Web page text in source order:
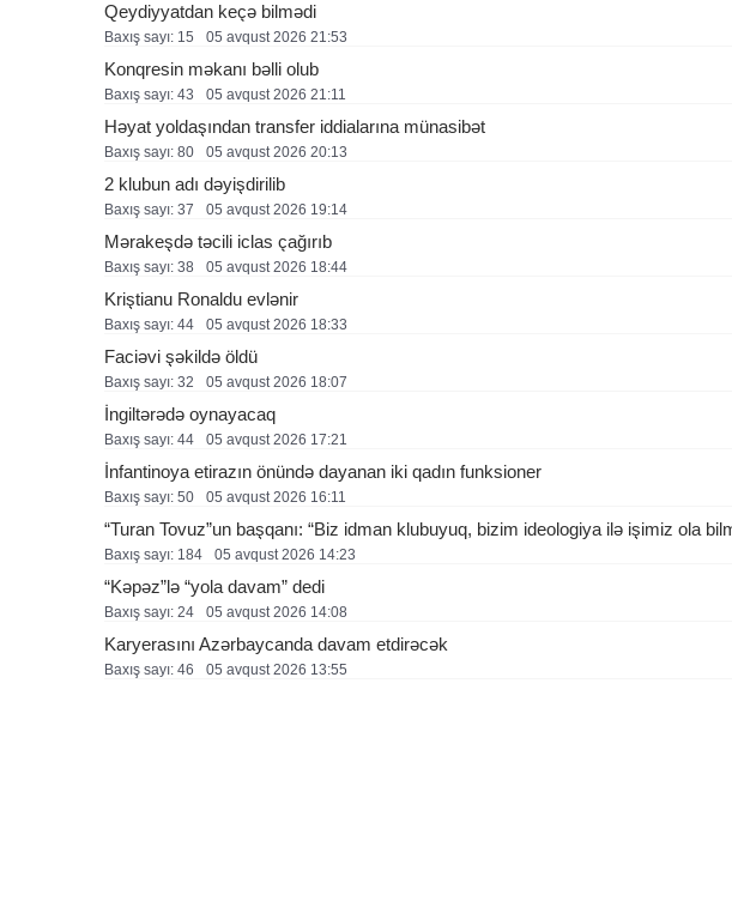
Qeydiyyatdan keçə bilmədi
Baxış sayı: 15 05 avqust 2026 21:53
Konqresin məkanı bəlli olub
Baxış sayı: 43 05 avqust 2026 21:11
Həyat yoldaşından transfer iddialarına münasibət
Baxış sayı: 80 05 avqust 2026 20:13
2 klubun adı dəyişdirilib
Baxış sayı: 37 05 avqust 2026 19:14
Mərakeşdə təcili iclas çağırıb
Baxış sayı: 38 05 avqust 2026 18:44
Kriştianu Ronaldu evlənir
Baxış sayı: 44 05 avqust 2026 18:33
Faciəvi şəkildə öldü
Baxış sayı: 32 05 avqust 2026 18:07
İngiltərədə oynayacaq
Baxış sayı: 44 05 avqust 2026 17:21
İnfantinoya etirazın önündə dayanan iki qadın funksioner
Baxış sayı: 50 05 avqust 2026 16:11
“Turan Tovuz”un başqanı: “Biz idman klubuyuq, bizim ideologiya ilə işimiz ola
Baxış sayı: 184 05 avqust 2026 14:23
“Kəpəz”lə “yola davam” dedi
Baxış sayı: 24 05 avqust 2026 14:08
Karyerasını Azərbaycanda davam etdirəcək
Baxış sayı: 46 05 avqust 2026 13:55